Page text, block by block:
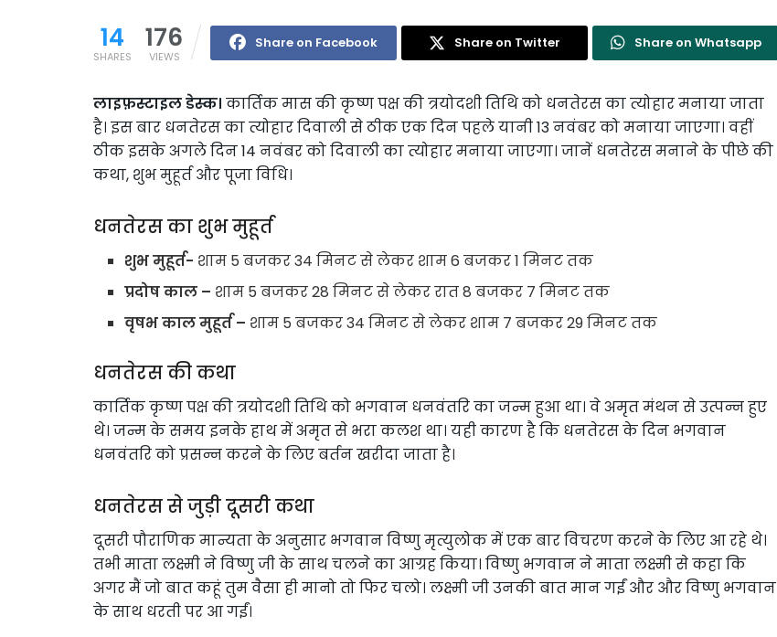
14
SHARES
176
VIEWS
Share on Facebook Share on Twitter Share on Whatsapp
लाइफ़स्टाइल डेस्क। कार्तिक मास की कृष्ण पक्ष की त्रयोदशी तिथि को धनतेरस का त्योहार मनाया जाता
है। इस बार धनतेरस का त्योहार दिवाली से ठीक एक दिन पहले यानी 13 नवंबर को मनाया जाएगा। वहीं
ठीक इसके अगले दिन 14 नवंबर को दिवाली का त्योहार मनाया जाएगा। जानें धनतेरस मनाने के पीछे की
कथा, शुभ मुहूर्त और पूजा विधि।
धनतेरस का शुभ मुहूर्त
शुभ मुहूर्त- शाम 5 बजकर 34 मिनट से लेकर शाम 6 बजकर 1 मिनट तक
प्रदोष काल – शाम 5 बजकर 28 मिनट से लेकर रात 8 बजकर 7 मिनट तक
वृषभ काल मुहूर्त – शाम 5 बजकर 34 मिनट से लेकर शाम 7 बजकर 29 मिनट तक
धनतेरस की कथा
कार्तिक कृष्ण पक्ष की त्रयोदशी तिथि को भगवान धनवंतरि का जन्म हुआ था। वे अमृत मंथन से उत्पन्न हुए
थे। जन्म के समय इनके हाथ में अमृत से भरा कलश था। यही कारण है कि धनतेरस के दिन भगवान
धनवंतरि को प्रसन्न करने के लिए बर्तन खरीदा जाता है।
धनतेरस से जुड़ी दूसरी कथा
दूसरी पौराणिक मान्यता के अनुसार भगवान विष्णु मृत्युलोक में एक बार विचरण करने के लिए आ रहे थे।
तभी माता लक्ष्मी ने विष्णु जी के साथ चलने का आग्रह किया। विष्णु भगवान ने माता लक्ष्मी से कहा कि
अगर मैं जो बात कहूं तुम वैसा ही मानो तो फिर चलो। लक्ष्मी जी उनकी बात मान गईं और और विष्णु भगवान
के साथ धरती पर आ गईं।